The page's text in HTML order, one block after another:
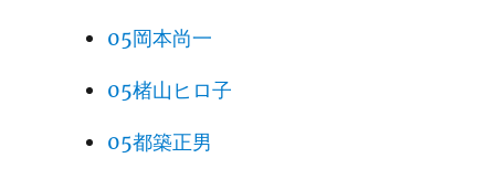
05岡本尚一
05楮山ヒロ子
05都築正男